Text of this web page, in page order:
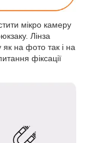
мікро камеру
Лінза
як на фото так і на
фіксації